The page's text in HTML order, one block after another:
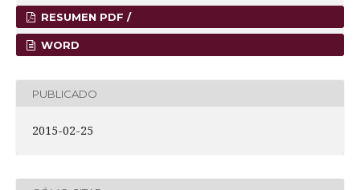
RESUMEN PDF /
WORD
PUBLICADO
2015-02-25